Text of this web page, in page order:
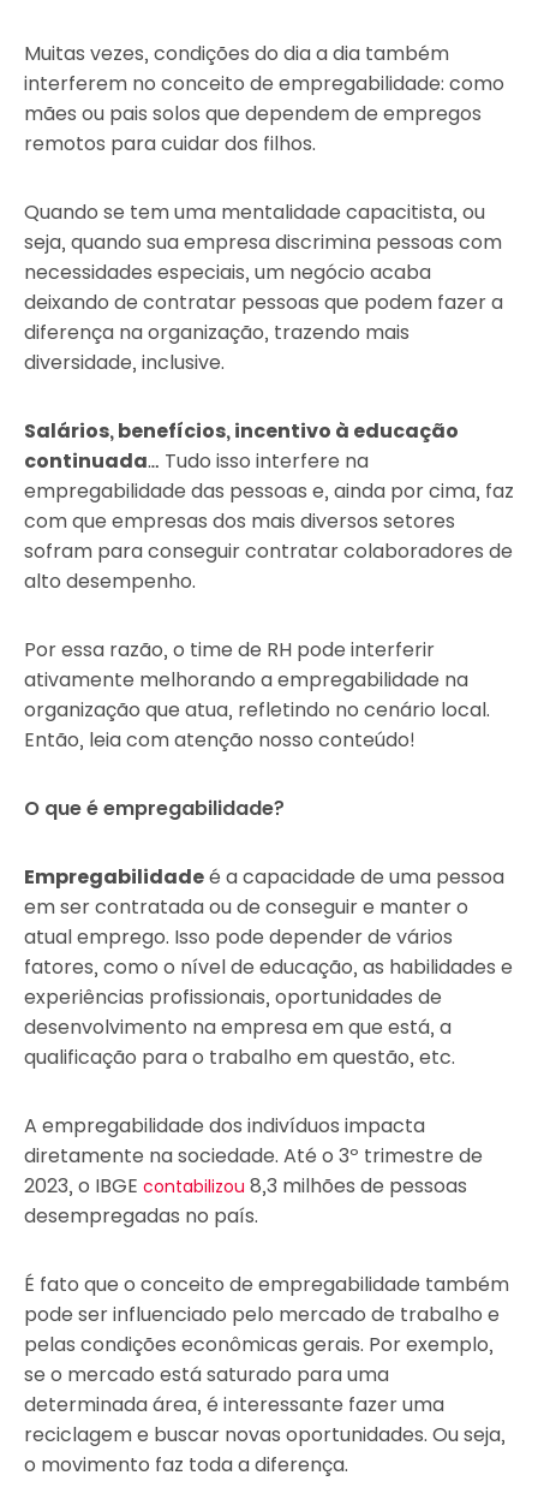
Muitas vezes, condições do dia a dia também
interferem no conceito de empregabilidade: como
mães ou pais solos que dependem de empregos
remotos para cuidar dos filhos.
Quando se tem uma mentalidade capacitista, ou
seja, quando sua empresa discrimina pessoas com
necessidades especiais, um negócio acaba
deixando de contratar pessoas que podem fazer a
diferença na organização, trazendo mais
diversidade, inclusive.
Salários, benefícios, incentivo à educação
continuada… Tudo isso interfere na
empregabilidade das pessoas e, ainda por cima, faz
com que empresas dos mais diversos setores
sofram para conseguir contratar colaboradores de
alto desempenho.
Por essa razão, o time de RH pode interferir
ativamente melhorando a empregabilidade na
organização que atua, refletindo no cenário local.
Então, leia com atenção nosso conteúdo!
O que é empregabilidade?
Empregabilidadeé a capacidade de uma pessoa
em ser contratada ou de conseguir e manter o
atual emprego. Isso pode depender de vários
fatores, como o nível de educação, as habilidades e
experiências profissionais, oportunidades de
desenvolvimento na empresa em que está, a
qualificação para o trabalho em questão, etc.
A empregabilidade dos indivíduos impacta
diretamente na sociedade. Até o 3º trimestre de
2023, o IBGE contabilizou 8,3 milhões de pessoas
desempregadas no país.
É fato que o conceito de empregabilidade também
pode ser influenciado pelo mercado de trabalho e
pelas condições econômicas gerais. Por exemplo,
se o mercado está saturado para uma
determinada área, é interessante fazer uma
reciclagem e buscar novas oportunidades. Ou seja,
o movimento faz toda a diferença.